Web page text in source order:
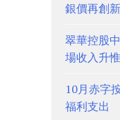
銀價再創
翠華控股
場收入升
10月赤字
福利支出